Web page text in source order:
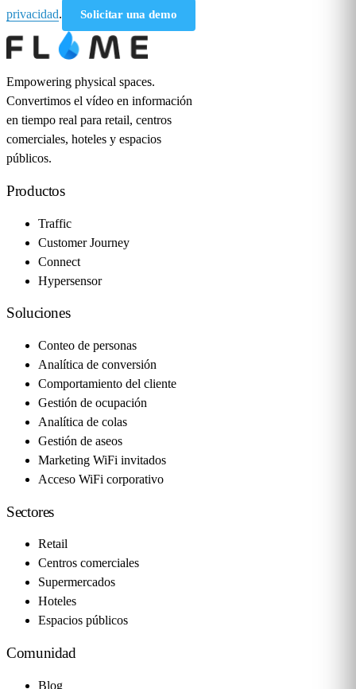
privacidad. Solicitar una demo
Empowering physical spaces.
Convertimos el vídeo en información
en tiempo real para retail, centros
comerciales, hoteles y espacios
públicos.
Productos
Traffic
Customer Journey
Connect
Hypersensor
Soluciones
Conteo de personas
Analítica de conversión
Comportamiento del cliente
Gestión de ocupación
Analítica de colas
Gestión de aseos
Marketing WiFi invitados
Acceso WiFi corporativo
Sectores
Retail
Centros comerciales
Supermercados
Hoteles
Espacios públicos
Comunidad
Blog